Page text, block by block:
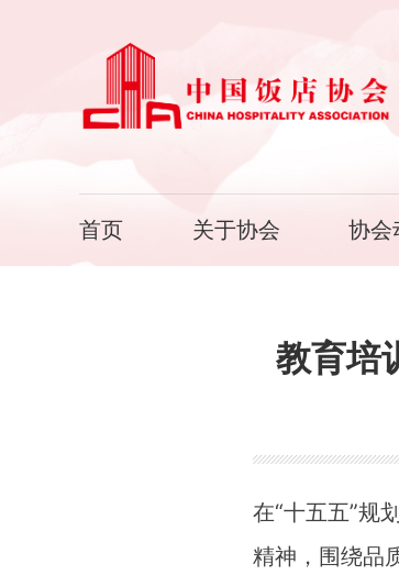
首页 关于协会 协会
教育培
在“十五五”规
精神，围绕品